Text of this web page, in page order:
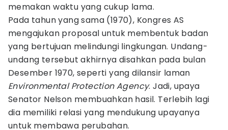
memakan waktu yang cukup lama.
Pada tahun yang sama (1970), Kongres AS
mengajukan proposal untuk membentuk badan
yang bertujuan melindungi lingkungan. Undang-
undang tersebut akhirnya disahkan pada bulan
Desember 1970, seperti yang dilansir laman
Environmental Protection Agency. Jadi, upaya
Senator Nelson membuahkan hasil. Terlebih lagi
dia memiliki relasi yang mendukung upayanya
untuk membawa perubahan.